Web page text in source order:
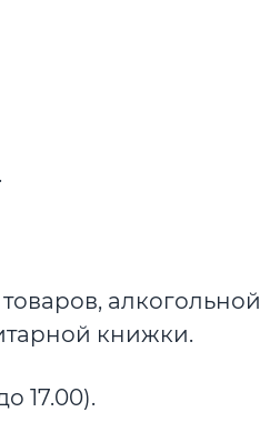
алкогольной
книжки.
17.00).